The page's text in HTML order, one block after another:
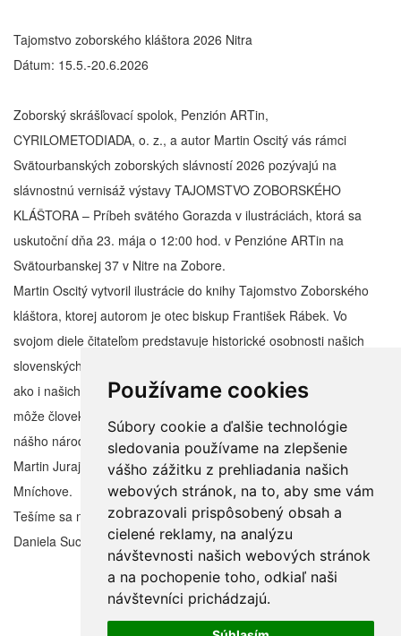
Používame cookies
Súbory cookie a ďalšie technológie
sledovania používame na zlepšenie
vášho zážitku z prehliadania našich
webových stránok, na to, aby sme vám
zobrazovali prispôsobený obsah a
cielené reklamy, na analýzu
návštevnosti našich webových stránok
a na pochopenie toho, odkiaľ naši
návštevníci prichádzajú.
Tajomstvo zoborského kláštora 2026 Nitra
Dátum: 15.5.-20.6.2026
Zoborský skrášľovací spolok, Penzión ARTin,
CYRILOMETODIADA, o. z., a autor Martin Oscitý vás rámci
Svätourbanských zoborských slávností 2026 pozývajú na
slávnostnú vernisáž výstavy TAJOMSTVO ZOBORSKÉHO
KLÁŠTORA – Príbeh svätého Gorazda v ilustráciách, ktorá sa
uskutoční dňa 23. mája o 12:00 hod. v Penzióne ARTin na
Svätourbanskej 37 v Nitre na Zobore.
Martin Oscitý vytvoril ilustrácie do knihy Tajomstvo Zoborského
kláštora, ktorej autorom je otec biskup František Rábek. Vo
svojom diele čitateľom predstavuje historické osobnosti našich
slovenských dejín – vladárov Svätopluka, Rastislava a Koceľa,
ako i našich svätcov Cyrila, Metoda a Gorazda. Vďaka ilustráciám
môže človek oveľa intenzívnejšie vnímať hlbokú duchovnú postať
nášho národa a čerpať z nej.
Martin Juraj Oscitý, narodený v roku 1952 v Bratislave, dnes žije v
Mníchove.
Tešíme sa na Vašu účasť!
Daniela Suchá, CYRILOMETODIADA